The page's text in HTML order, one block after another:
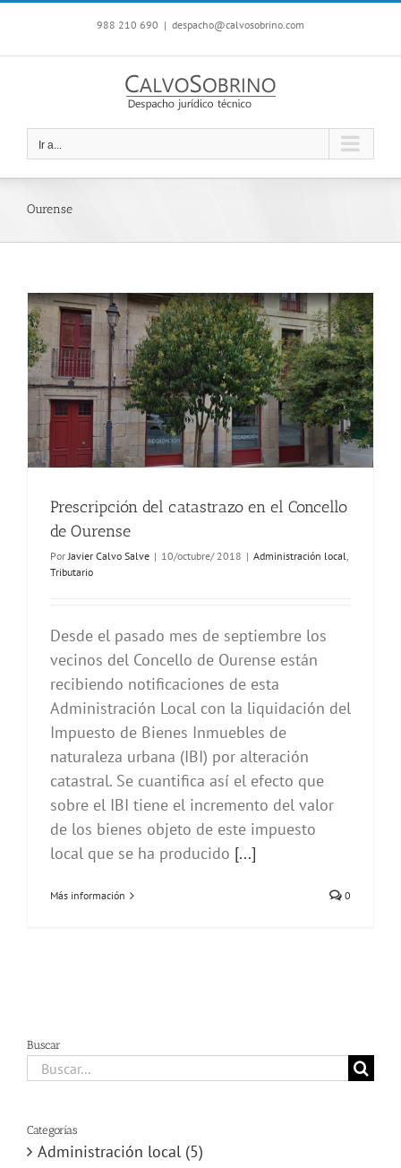
contenido
988 210 690 | despacho@calvosobrino.com
Ir a...
Ourense
Prescripción del catastrazo en el Concello
de Ourense
PorJavier Calvo Salve | 10/octubre/ 2018 | Administración local,
Tributario
Desde el pasado mes de septiembre los
vecinos del Concello de Ourense están
recibiendo notificaciones de esta
Administración Local con la liquidación del
Impuesto de Bienes Inmuebles de
naturaleza urbana (IBI) por alteración
catastral. Se cuantifica así el efecto que
sobre el IBI tiene el incremento del valor
de los bienes objeto de este impuesto
local que se ha producido [...]
Más información 0
Buscar
Buscar:
Categorías
Administración local (5)